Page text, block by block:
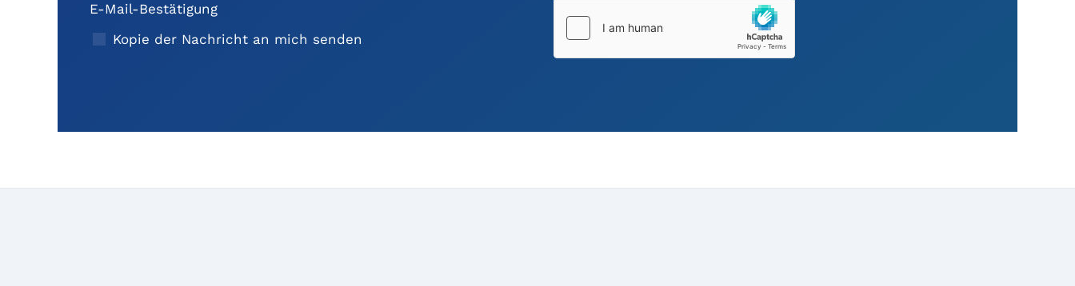
E-Mail-Bestätigung
Kopie der Nachricht an mich senden